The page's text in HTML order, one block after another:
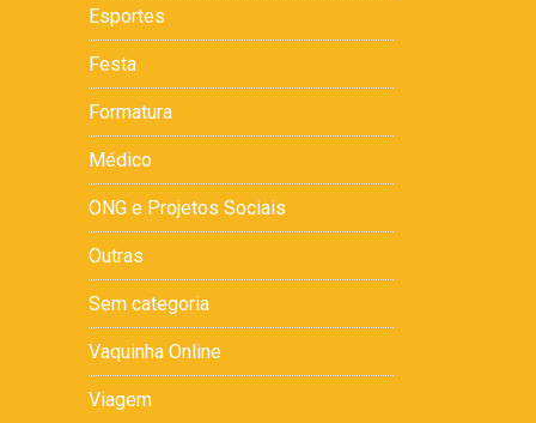
Esportes
Festa
Formatura
Médico
ONG e Projetos Sociais
Outras
Sem categoria
Vaquinha Online
Viagem